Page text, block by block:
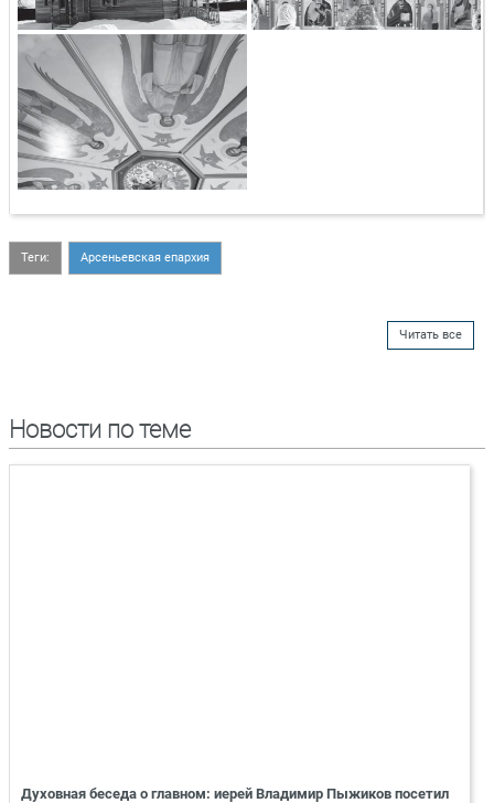
Теги: Арсеньевская епархия
Читать все
Новости по теме
Духовная беседа о главном: иерей Владимир Пыжиков посетил